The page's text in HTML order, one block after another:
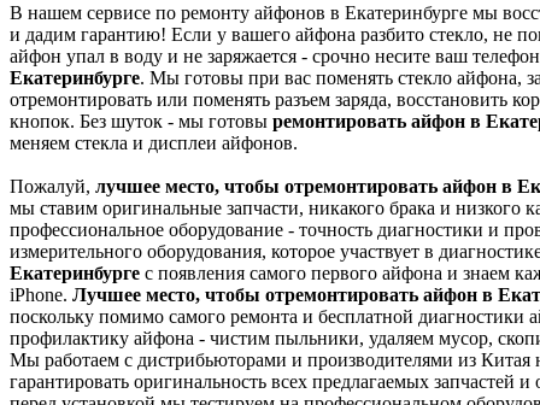
В нашем сервисе по ремонту айфонов в Екатеринбурге мы
и дадим гарантию! Если у вашего айфона разбито стекло, не
айфон упал в воду и не заряжается - срочно несите ваш
Екатеринбурге. Мы готовы при вас поменять стекло айфона,
отремонтировать или поменять разъем заряда, восстановить
кнопок. Без шуток - мы готовы ремонтировать айфон в
меняем стекла и дисплеи айфонов.
Пожалуй, лучшее место, чтобы отремонтировать айфон в
мы ставим оригинальные запчасти, никакого брака и
профессиональное оборудование - точность диагностики и
измерительного оборудования, которое участвует в
Екатеринбурге с появления самого первого айфона и знаем
iPhone. Лучшее место, чтобы отремонтировать айфон в
поскольку помимо самого ремонта и бесплатной
профилактику айфона - чистим пыльники, удаляем мусор,
Мы работаем с дистрибьюторами и производителями из
гарантировать оригинальность всех предлагаемых запчастей